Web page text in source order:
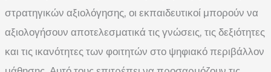
στρατηγικών αξιολόγησης, οι εκπαιδευτικοί μπορούν να
αξιολογήσουν αποτελεσματικά τις γνώσεις, τις δεξιότητες
και τις ικανότητες των φοιτητών στο ψηφιακό περιβάλλον